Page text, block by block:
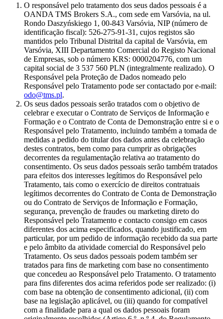
O responsável pelo tratamento dos seus dados pessoais é a
OANDA TMS Brokers S.A., com sede em Varsóvia, na ul.
Rondo Daszyńskiego 1, 00-843 Varsóvia, NIP (número de
identificação fiscal): 526-275-91-31, cujos registos são
mantidos pelo Tribunal Distrital da capital de Varsóvia, em
Varsóvia, XIII Departamento Comercial do Registo Nacional
de Empresas, sob o número KRS: 0000204776, com um
capital social de 3 537 560 PLN (integralmente realizado). O
Responsável pela Proteção de Dados nomeado pelo
Responsável pelo Tratamento pode ser contactado por e-mail:
odo@tms.pl.
Os seus dados pessoais serão tratados com o objetivo de
celebrar e executar o Contrato de Serviços de Informação e
Formação e o Contrato de Conta de Demonstração entre si e o
Responsável pelo Tratamento, incluindo também a tomada de
medidas a pedido do titular dos dados antes da celebração
destes contratos, bem como para cumprir as obrigações
decorrentes da regulamentação relativa ao tratamento do
consentimento. Os seus dados pessoais serão também tratados
para efeitos dos interesses legítimos do Responsável pelo
Tratamento, tais como o exercício de direitos contratuais
legítimos decorrentes do Contrato de Conta de Demonstração
ou do Contrato de Serviços de Informação e Formação,
segurança, prevenção de fraudes ou marketing direto do
Responsável pelo Tratamento e contacto consigo em casos
diferentes dos acima especificados, quando justificado, em
particular, por um pedido de informação recebido da sua parte
e pelo âmbito da atividade comercial do Responsável pelo
Tratamento. Os seus dados pessoais podem também ser
tratados para fins de marketing com base no consentimento
que concedeu ao Responsável pelo Tratamento. O tratamento
para fins diferentes dos acima referidos pode ser realizado: (i)
com base na obtenção de consentimento adicional, (ii) com
base na legislação aplicável, ou (iii) quando for compatível
com a finalidade para a qual os dados pessoais foram